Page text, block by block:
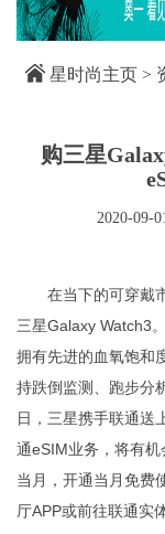
星时尚主页 >
购三星
2020-09-
在当下的可穿戴
三星Galaxy Watch3
拥有先进的血氧饱和
持跌倒监测、跑步分
日，三星携手联通送
通eSIM业务，将有
当月，开通当月免费
厅APP或前往联通实